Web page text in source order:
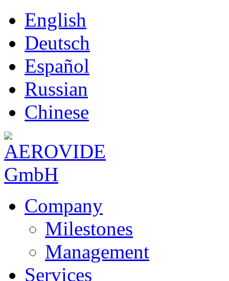
English
Deutsch
Español
Russian
Chinese
Company
Milestones
Management
Services